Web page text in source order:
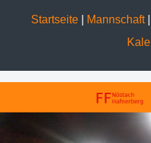
Startseite Mannschaft|